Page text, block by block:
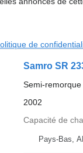
de
Samro SR
Semi-
2002
Capacité de
Pays-Bas,